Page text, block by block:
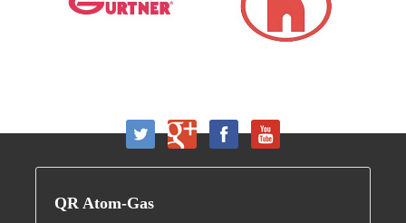
QR Atom-Gas